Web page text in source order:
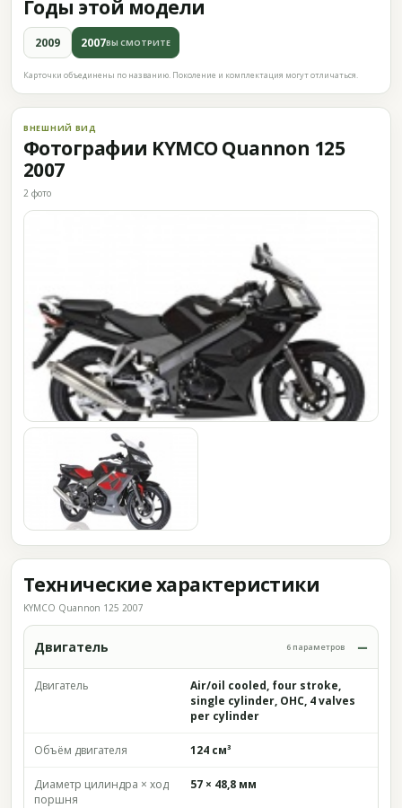
Годы этой модели
2009 2007ВЫ СМОТРИТЕ
Карточки объединены по названию. Поколение и комплектация могут отличаться.
ВНЕШНИЙ ВИД
Фотографии KYMCO Quannon 125
2007
2 фото
Технические характеристики
KYMCO Quannon 125 2007
Двигатель 6 параметров
Двигатель
Air/oil cooled, four stroke,
single cylinder, OHC, 4 valves
per cylinder
Объём двигателя 124 см³
Диаметр цилиндра × ход
поршня
57 × 48,8 мм